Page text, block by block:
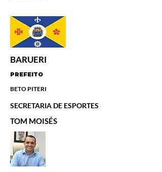
BARUERI
PREFEITO
BETO PITERI
SECRETARIA DE ESPORTES
TOM MOISÉS